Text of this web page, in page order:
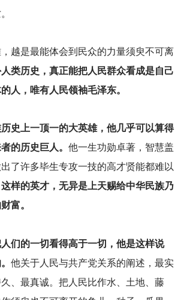
越是最能体会到民众的力量须臾不可离
类历史，真正能把人民群众看成是自己
人，唯有人民领袖毛泽东。
史上一顶一的大英雄，他几乎可以算得
的历史巨人。 他一生功勋卓著，智慧盖
了许多毕生专攻一技的高才贤能都难以
这样的英才，无异是上天赐给中华民族乃
富。
们的一切看得高于一切，他是这样说
他关于人民与共产党关系的阐述，最实
、最真诚。把人民比作水、土地、藤